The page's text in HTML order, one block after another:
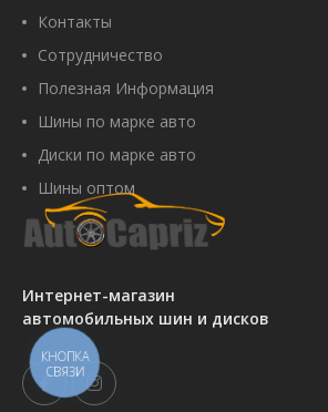
Интернет-магазин
автомобильных шин и дисков
Контакты
Сотрудничество
Полезная Информация
Шины по марке авто
Диски по марке авто
Шины оптом
КНОПКА
СВЯЗИ